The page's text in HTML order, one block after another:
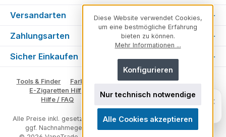
Versandarten
Zahlungsarten
Sicher Einkaufen
Tools & Finder Farben & Varianten
Geschmack suchen
E-Zigaretten Hilfe
Fachberater
Vape Ratgeber
Hilfe / FAQ
Glossar Impressum Kontakt
Alle Preise inkl. gesetzl. Mehrwertsteuer zzgl.Versandkosten
ggf. Nachnahmegebühren, wenn nicht anders angegeben.
Fragen zu unserem Sortiment? Ich
×
Diese Website verwendet Cookies,
um eine bestmögliche Erfahrung
bieten zu können.
Mehr Informationen ...
Nur technisch notwendige
Konfigurieren
Alle Cookies akzeptieren